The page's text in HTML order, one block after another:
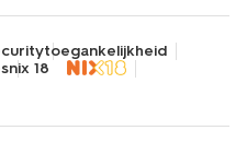
toegankelijkheid
nix 18